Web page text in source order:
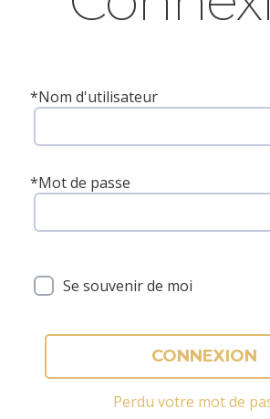
*Nom d'utilisateur
*Mot de passe
Se souvenir de moi
CONNEXION
Perdu votre mot de